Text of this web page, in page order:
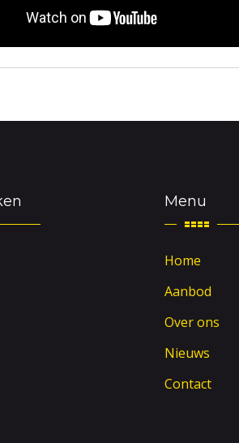
Menu
Home
Aanbod
Over ons
Nieuws
Contact